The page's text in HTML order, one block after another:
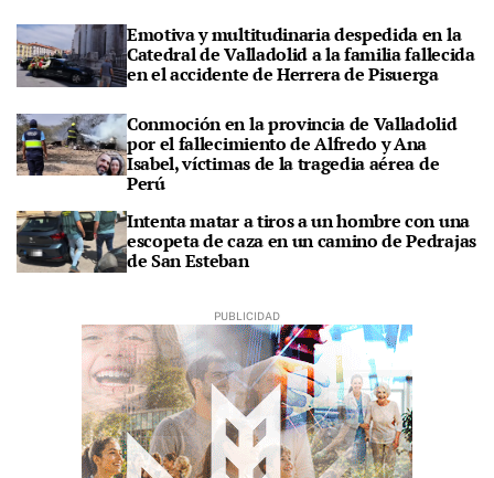
Emotiva y multitudinaria despedida en la
Catedral de Valladolid a la familia fallecida
en el accidente de Herrera de Pisuerga
Conmoción en la provincia de Valladolid
por el fallecimiento de Alfredo y Ana
Isabel, víctimas de la tragedia aérea de
Perú
Intenta matar a tiros a un hombre con una
escopeta de caza en un camino de Pedrajas
de San Esteban